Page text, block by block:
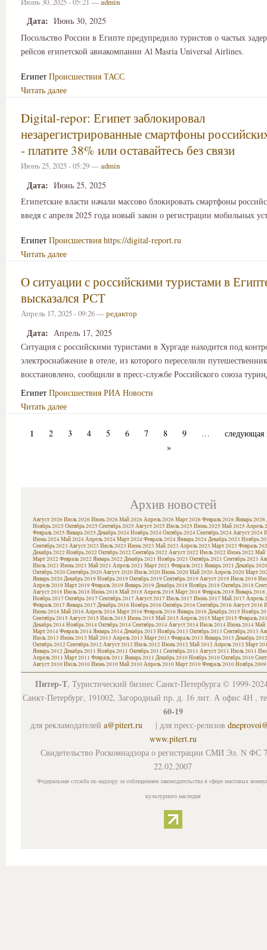
Дата: Июнь 30, 2025
Посольство России в Египте предупредило туристов о частых
рейсов египетской авиакомпании Al Masria Universal Airlines.
Египет Происшествия ТАСС
Читать далее
Digital-repor: Египет заблокировал
незарегистрированные смартфоны
- платите 38% или оставайтесь без связи
Июнь 25, 2025 - 05:29 —admin
Дата: Июнь 25, 2025
Египетские власти начали массово блокировать смартфоны
введя с апреля 2025 года новый закон о регистрации мобильных
Египет Происшествия https://digital-report.ru
Читать далее
О ситуации с российскими туристами в
высказался РСТ
Апрель 17, 2025 - 09:26 —редактор
Дата: Апрель 17, 2025
Ситуация с российскими туристами в Хургаде находится под
электроснабжение в отеле, из которого переселили
восстановлено, сообщили в пресс-службе Российского союза
Египет Происшествия РИА Новости
Читать далее
1 2 3 4 5 6 7 8 9 …
следующая
»
Архив новостей
Август 2026 Июль 2026 Июнь 2026 Май 2026 Апрель 2026 Март 2026 Февраль 2026 Январь 2026
Ноябрь 2025 Октябрь 2025 Сентябрь 2025 Август 2025 Июль 2025 Июнь 2025 Май 2025 Апрель
Февраль 2025 Январь 2025 Декабрь 2024Ноябрь 2024Октябрь 2024Сентябрь 2024Август 2024
Июнь 2024Май 2024Апрель 2024Март 2024Февраль 2024Январь 2024Декабрь 2023 Ноябрь
Сентябрь 2023 Август 2023 Июль 2023 Июнь 2023 Май 2023 Апрель 2023 Март 2023 Февраль
Декабрь 2022 Ноябрь 2022 Октябрь 2022 Сентябрь 2022 Август 2022 Июль 2022 Июнь 2022 Май
Март 2022 Февраль 2022 Январь 2022 Декабрь 2021 Ноябрь 2021 Октябрь 2021 Сентябрь 2021
Июль 2021 Июнь 2021 Май 2021 Апрель 2021 Март 2021 Февраль 2021 Январь 2021 Декабрь 2020
Октябрь 2020Сентябрь 2020Август 2020Июль 2020Июнь 2020Май 2020Апрель 2020Март
Январь 2020Декабрь 2019 Ноябрь 2019 Октябрь 2019 Сентябрь 2019 Август 2019 Июль 2019
Апрель 2019 Март 2019 Февраль 2019 Январь 2019 Декабрь 2018 Ноябрь 2018 Октябрь 2018
Август 2018 Июль 2018 Июнь 2018 Май 2018 Апрель 2018 Март 2018 Февраль 2018 Январь 2018
Ноябрь 2017 Октябрь 2017 Сентябрь 2017 Август 2017 Июль 2017 Июнь 2017 Май 2017 Апрель
Февраль 2017 Январь 2017 Декабрь 2016 Ноябрь 2016 Октябрь 2016 Сентябрь 2016 Август 2016
Июнь 2016 Май 2016 Апрель 2016 Март 2016 Февраль 2016 Январь 2016 Декабрь 2015 Ноябрь
Сентябрь 2015 Август 2015 Июль 2015 Июнь 2015 Май 2015 Апрель 2015 Март 2015 Февраль
Декабрь 2014Ноябрь 2014Октябрь 2014Сентябрь 2014Август 2014Июль 2014Июнь 2014Май
Март 2014Февраль 2014Январь 2014Декабрь 2013 Ноябрь 2013 Октябрь 2013 Сентябрь 2013
Июль 2013 Июнь 2013 Май 2013 Апрель 2013 Март 2013 Февраль 2013 Январь 2013 Декабрь 2012
Октябрь 2012 Сентябрь 2012 Август 2012 Июль 2012 Июнь 2012 Май 2012 Апрель 2012 Март
Январь 2012 Декабрь 2011 Ноябрь 2011 Октябрь 2011 Сентябрь 2011 Август 2011 Июль 2011
Апрель 2011 Март 2011 Февраль 2011 Январь 2011 Декабрь 2010Ноябрь 2010Октябрь 2010
Август 2010Июль 2010Июнь 2010Май 2010Апрель 2010Март 2010Февраль 2010Ноябрь 2009
Питер-Т, Туристический бизнес Санкт-Петербурга © 1999-
Санкт-Петербург, 191002, Загородный пр. д. 16 лит. А офис 4Н ,
60-19
для рекламодателей a@pitert.ru | для пресс-релизов
www.pitert.ru
Свидетельство Роскомнадзора о регистрации СМИ Эл. N ФС
22.02.2007
Федеральная служба по надзору за соблюдением законодательства в сфере массовых
культурного наследия